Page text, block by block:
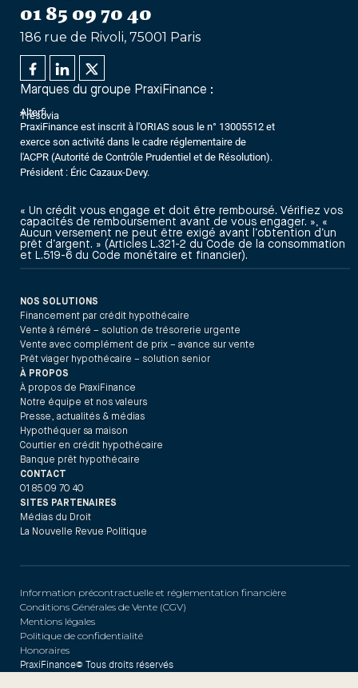
01 85 09 70 40
186 rue de Rivoli, 75001 Paris
Marques du groupe PraxiFinance :
Alterfi
Trésovia
PraxiFinance est inscrit à l'ORIAS sous le n° 13005512 et
exerce son activité dans le cadre réglementaire de
l'ACPR (Autorité de Contrôle Prudentiel et de Résolution).
Président : Éric Cazaux-Devy.
« Un crédit vous engage et doit être remboursé. Vérifiez vos
capacités de remboursement avant de vous engager. », «
Aucun versement ne peut être exigé avant l’obtention d’un
prêt d’argent. » (Articles L.321-2 du Code de la consommation
et L.519-6 du Code monétaire et financier).
NOS SOLUTIONS
Financement par crédit hypothécaire
Vente à réméré – solution de trésorerie urgente
Vente avec complément de prix – avance sur vente
Prêt viager hypothécaire – solution senior
À PROPOS
À propos de PraxiFinance
Notre équipe et nos valeurs
Presse, actualités & médias
Hypothéquer sa maison
Courtier en crédit hypothécaire
Banque prêt hypothécaire
CONTACT
01 85 09 70 40
SITES PARTENAIRES
Médias du Droit
La Nouvelle Revue Politique
PraxiFinance© Tous droits réservés
Information précontractuelle et réglementation financière
Conditions Générales de Vente (CGV)
Mentions légales
Politique de confidentialité
Honoraires